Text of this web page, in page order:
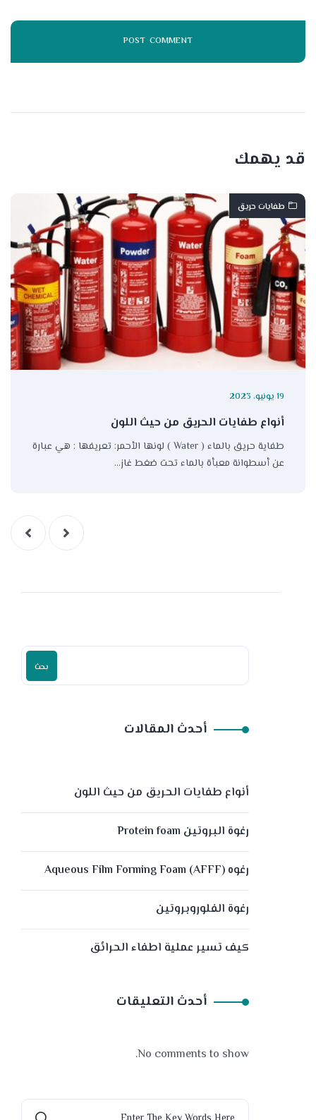
قد يهمك
طفايات حريق
19 يونيو، 2023
أنواع طفايات الحريق من حيث اللون
طفاية حريق بالماء ( Water ) لونها الأحمر: تعريفها : هي عبارة
عن أسطوانة معبأة بالماء تحت ضغط غاز…
بحث
أحدث المقالات
أنواع طفايات الحريق من حيث اللون
رغوة البروتين Protein foam
رغوه (Aqueous Film Forming Foam (AFFF
رغوة الفلوروبروتين
كيف تسير عملية اطفاء الحرائق
أحدث التعليقات
No comments to show.